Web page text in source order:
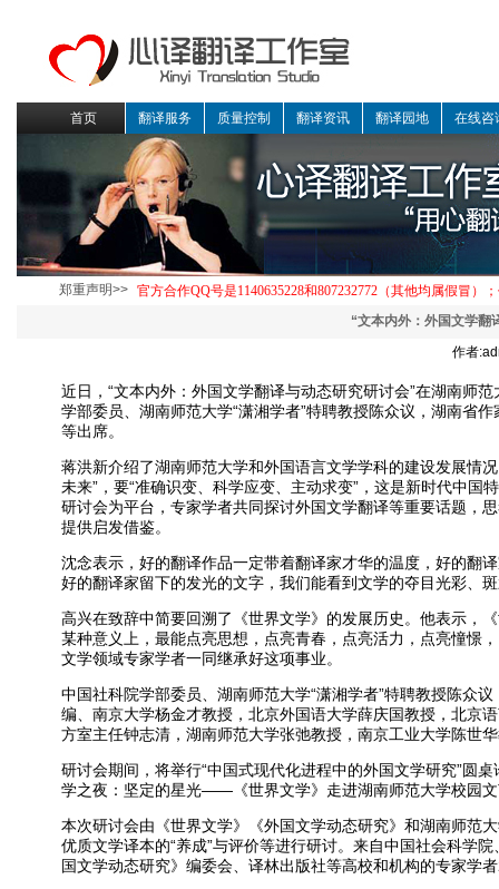
首页 翻译服务 质量控制 翻译资讯 翻译园地 在线咨
郑重声明>>
“文本内外：外国文学翻
作者
近日，“文本内外：外国文学翻译与动态研究研讨会”在湖南师
学部委员、湖南师范大学“潇湘学者”特聘教授陈众议，湖南省
等出席。
蒋洪新介绍了湖南师范大学和外国语言文学学科的建设发展情
未来”，要“准确识变、科学应变、主动求变”，这是新时代中
研讨会为平台，专家学者共同探讨外国文学翻译等重要话题，
提供启发借鉴。
沈念表示，好的翻译作品一定带着翻译家才华的温度，好的翻
好的翻译家留下的发光的文字，我们能看到文学的夺目光彩、
高兴在致辞中简要回溯了《世界文学》的发展历史。他表示，
某种意义上，最能点亮思想，点亮青春，点亮活力，点亮憧憬
文学领域专家学者一同继承好这项事业。
中国社科院学部委员、湖南师范大学“潇湘学者”特聘教授陈众
编、南京大学杨金才教授，北京外国语大学薛庆国教授，北京
方室主任钟志清，湖南师范大学张弛教授，南京工业大学陈世
研讨会期间，将举行“中国式现代化进程中的外国文学研究”圆
学之夜：坚定的星光——《世界文学》走进湖南师范大学校园文
本次研讨会由《世界文学》《外国文学动态研究》和湖南师范
优质文学译本的“养成”与评价等进行研讨。来自中国社会科学
国文学动态研究》编委会、译林出版社等高校和机构的专家学